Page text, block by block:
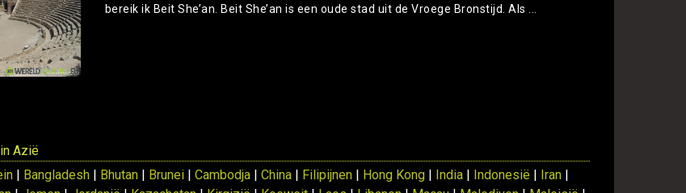
bereik ik Beit She’an. Beit She’an is een oude stad uit de Vroege Bronstijd. Als ...
Azië
| Bangladesh | Bhutan | Brunei |Cambodja |China | Filipijnen | Hong Kong | India | Indonesië | Iran |